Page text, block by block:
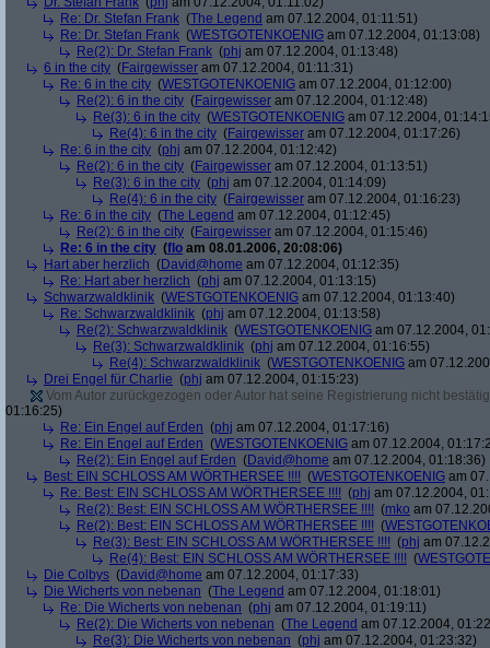
Re: Dr. Stefan Frank (The Legend am 07.12.2004, 01:11:51)
Re: Dr. Stefan Frank (WESTGOTENKOENIG am 07.12.2004, 01:13:08)
Re(2): Dr. Stefan Frank (phj am 07.12.2004, 01:13:48)
6 in the city (Fairgewisser am 07.12.2004, 01:11:31)
Re: 6 in the city (WESTGOTENKOENIG am 07.12.2004, 01:12:00)
Re(2): 6 in the city (Fairgewisser am 07.12.2004, 01:12:48)
Re(3): 6 in the city (WESTGOTENKOENIG am 07.12.2004,
Re(4): 6 in the city (Fairgewisser am 07.12.2004, 01:17:26)
Re: 6 in the city (phj am 07.12.2004, 01:12:42)
Re(2): 6 in the city (Fairgewisser am 07.12.2004, 01:13:51)
Re(3): 6 in the city (phj am 07.12.2004, 01:14:09)
Re(4): 6 in the city (Fairgewisser am 07.12.2004, 01:16:23)
Re: 6 in the city (The Legend am 07.12.2004, 01:12:45)
Re(2): 6 in the city (Fairgewisser am 07.12.2004, 01:15:46)
Re: 6 in the city (flo am 08.01.2006, 20:08:06)
Hart aber herzlich (David@home am 07.12.2004, 01:12:35)
Re: Hart aber herzlich (phj am 07.12.2004, 01:13:15)
Schwarzwaldklinik (WESTGOTENKOENIG am 07.12.2004, 01:13:40)
Re: Schwarzwaldklinik (phj am 07.12.2004, 01:13:58)
Re(2): Schwarzwaldklinik (WESTGOTENKOENIG am 07.12.2004,
Re(3): Schwarzwaldklinik (phj am 07.12.2004, 01:16:55)
Re(4): Schwarzwaldklinik (WESTGOTENKOENIG am
Drei Engel für Charlie (phj am 07.12.2004, 01:15:23)
Vom Autor zurückgezogen oder Autor hat seine Registrierung nicht
01:16:25)
Re: Ein Engel auf Erden (phj am 07.12.2004, 01:17:16)
Re: Ein Engel auf Erden (WESTGOTENKOENIG am 07.12.2004,
Re(2): Ein Engel auf Erden (David@home am 07.12.2004, 01:18:36)
Best: EIN SCHLOSS AM WÖRTHERSEE !!!! (WESTGOTENKOENIG am
Re: Best: EIN SCHLOSS AM WÖRTHERSEE !!!! (phj am 07.12.2004,
Re(2): Best: EIN SCHLOSS AM WÖRTHERSEE !!!! (mko am
Re(2): Best: EIN SCHLOSS AM WÖRTHERSEE !!!! (
Re(3): Best: EIN SCHLOSS AM WÖRTHERSEE !!!! (phj am
Re(4): Best: EIN SCHLOSS AM WÖRTHERSEE !!!! (
Die Colbys (David@home am 07.12.2004, 01:17:33)
Die Wicherts von nebenan (The Legend am 07.12.2004, 01:18:01)
Re: Die Wicherts von nebenan (phj am 07.12.2004, 01:19:11)
Re(2): Die Wicherts von nebenan (The Legend am 07.12.2004,
Re(3): Die Wicherts von nebenan (phj am 07.12.2004, 01:23:32)